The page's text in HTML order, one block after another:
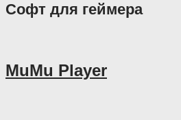
Софт для геймера
MuMu Player